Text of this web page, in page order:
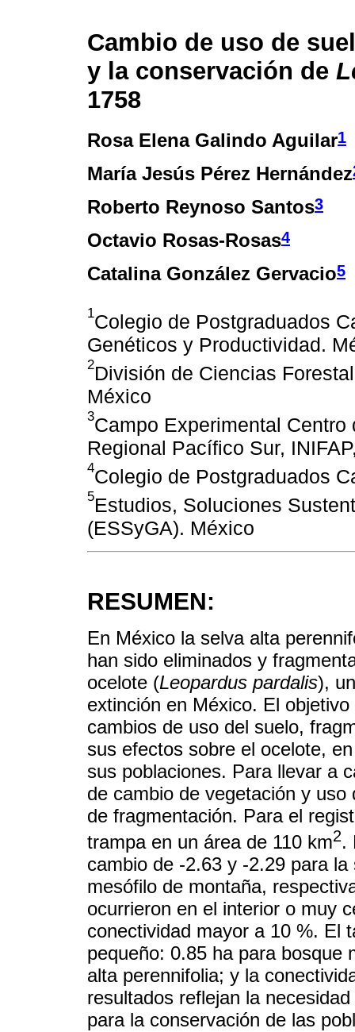
Cambio de uso de
y la conservación de
1758
Rosa Elena Galindo Aguilar1
María Jesús Pérez Hernández
Roberto Reynoso Santos3
Octavio Rosas-Rosas4
Catalina González Gervacio5
1Colegio de Postgraduados
Genéticos y Productividad.
2División de Ciencias
México
3Campo Experimental
Regional Pacífico Sur,
4Colegio de Postgraduados
5Estudios, Soluciones
(ESSyGA). México
RESUMEN:
En México la selva alta
han sido eliminados y
ocelote (Leopardus pardalis),
extinción en México. El
cambios de uso del suelo,
sus efectos sobre el ocelote,
sus poblaciones. Para llevar a
de cambio de vegetación y
de fragmentación. Para el
trampa en un área de 110 km2.
cambio de -2.63 y -2.29 para
mesófilo de montaña,
ocurrieron en el interior o muy
conectividad mayor a 10 %. El
pequeño: 0.85 ha para bosque
alta perennifolia; y la
resultados reflejan la
para la conservación de las